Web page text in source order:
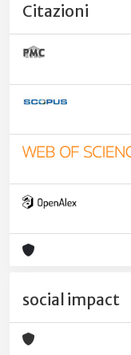
Citazioni
social impact